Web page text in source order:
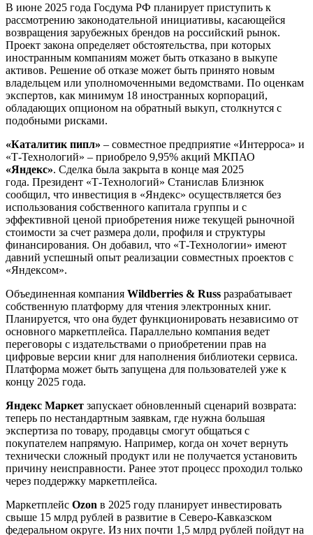
В июне 2025 года Госдума РФ планирует приступить к
рассмотрению законодательной инициативы, касающейся
возвращения зарубежных брендов на российский рынок.
Проект закона определяет обстоятельства, при которых
иностранным компаниям может быть отказано в выкупе
активов. Решение об отказе может быть принято новым
владельцем или уполномоченными ведомствами. По оценкам
экспертов, как минимум 18 иностранных корпораций,
обладающих опционом на обратный выкуп, столкнутся с
подобными рисками.
«Каталитик пипл» – совместное предприятие «Интерроса» и
«Т-Технологий» – приобрело 9,95% акций МКПАО
«Яндекс». Сделка была закрыта в конце мая 2025
года. Президент «Т-Технологий» Станислав Близнюк
сообщил, что инвестиция в «Яндекс» осуществляется без
использования собственного капитала группы и с
эффективной ценой приобретения ниже текущей рыночной
стоимости за счет размера доли, профиля и структуры
финансирования. Он добавил, что «Т-Технологии» имеют
давний успешный опыт реализации совместных проектов с
«Яндексом».
Объединенная компания Wildberries & Russ разрабатывает
собственную платформу для чтения электронных книг.
Планируется, что она будет функционировать независимо от
основного маркетплейса. Параллельно компания ведет
переговоры с издательствами о приобретении прав на
цифровые версии книг для наполнения библиотеки сервиса.
Платформа может быть запущена для пользователей уже к
концу 2025 года.
Яндекс Маркет запускает обновленный сценарий возврата:
теперь по нестандартным заявкам, где нужна большая
экспертиза по товару, продавцы смогут общаться с
покупателем напрямую. Например, когда он хочет вернуть
технически сложный продукт или не получается установить
причину неисправности. Ранее этот процесс проходил только
через поддержку маркетплейса.
Маркетплейс Ozon в 2025 году планирует инвестировать
свыше 15 млрд рублей в развитие в Северо-Кавказском
федеральном округе. Из них почти 1,5 млрд рублей пойдут на